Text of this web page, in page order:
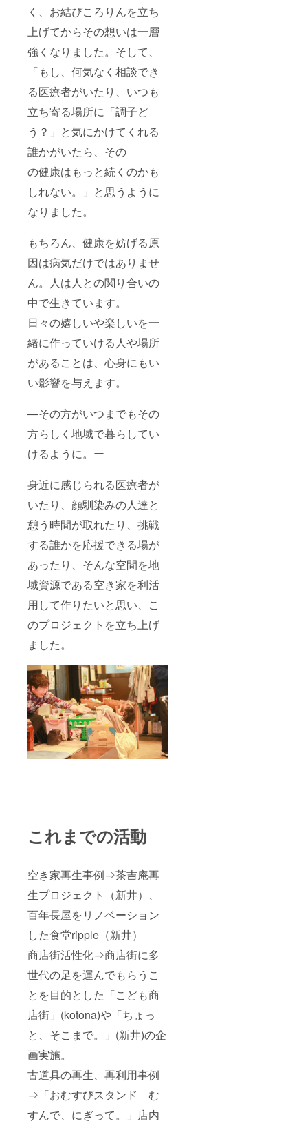
く、お結びころりんを立ち
上げてからその想いは一層
強くなりました。そして、
「もし、何気なく相談でき
る医療者がいたり、いつも
立ち寄る場所に「調子ど
う？」と気にかけてくれる
誰かがいたら、その
の健康はもっと続くのかも
しれない。」と思うように
なりました。
もちろん、健康を妨げる原
因は病気だけではありませ
ん。人は人との関り合いの
中で生きています。
日々の嬉しいや楽しいを一
緒に作っていける人や場所
があることは、心身にもい
い影響を与えます。
―その方がいつまでもその
方らしく地域で暮らしてい
けるように。ー
身近に感じられる医療者が
いたり、顔馴染みの人達と
憩う時間が取れたり、挑戦
する誰かを応援できる場が
あったり、そんな空間を地
域資源である空き家を利活
用して作りたいと思い、こ
のプロジェクトを立ち上げ
ました。
これまでの活動
空き家再生事例⇒茶吉庵再
生プロジェクト（新井）、
百年長屋をリノベーション
した食堂ripple（新井）
商店街活性化⇒商店街に多
世代の足を運んでもらうこ
とを目的とした「こども商
店街」(kotona)や「ちょっ
と、そこまで。」(新井)の企
画実施。
古道具の再生、再利用事例
⇒「おむすびスタンド む
すんで、にぎって。」店内